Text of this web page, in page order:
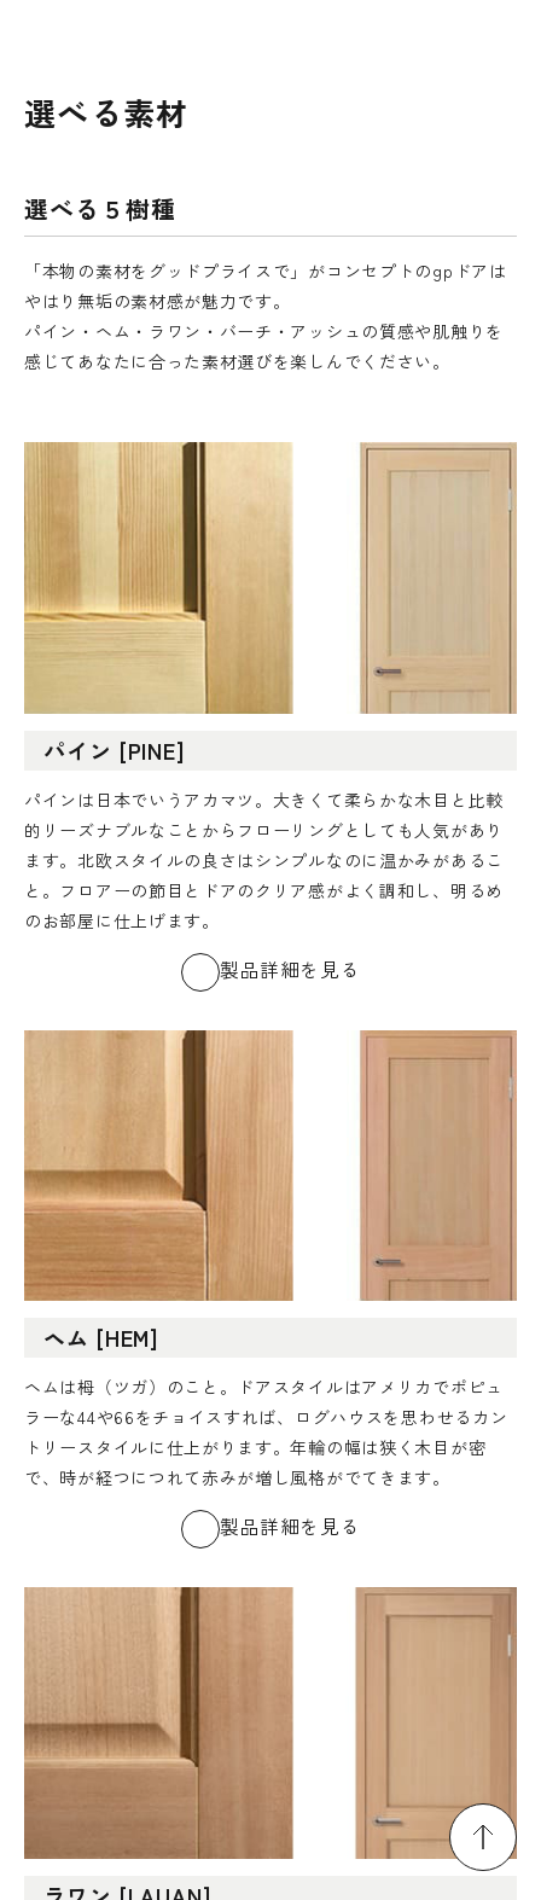
選べる素材
選べる５樹種
「本物の素材をグッドプライスで」がコンセプトのgpドアは
やはり無垢の素材感が魅力です。
パイン・ヘム・ラワン・バーチ・アッシュの質感や肌触りを
感じてあなたに合った素材選びを楽しんでください。
パイン [PINE]
パインは日本でいうアカマツ。大きくて柔らかな木目と比較
的リーズナブルなことからフローリングとしても人気があり
ます。北欧スタイルの良さはシンプルなのに温かみがあるこ
と。フロアーの節目とドアのクリア感がよく調和し、明るめ
のお部屋に仕上げます。
製品詳細を見る
ヘム [HEM]
ヘムは栂（ツガ）のこと。ドアスタイルはアメリカでポピュ
ラーな44や66をチョイスすれば、ログハウスを思わせるカン
トリースタイルに仕上がります。年輪の幅は狭く木目が密
で、時が経つにつれて赤みが増し風格がでてきます。
製品詳細を見る